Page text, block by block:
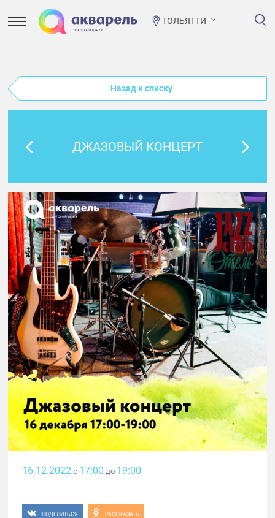
ТОЛЬЯТТИ
Назад к списку
ДЖАЗОВЫЙ КОНЦЕРТ
16.12.2022 с 17:00 до 19:00
ПОДЕЛИТЬСЯ РАССКАЗАТЬ